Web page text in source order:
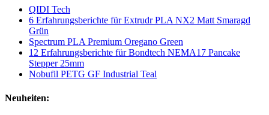
QIDI Tech
6 Erfahrungsberichte für Extrudr PLA NX2 Matt Smaragd
Grün
Spectrum PLA Premium Oregano Green
12 Erfahrungsberichte für Bondtech NEMA17 Pancake
Stepper 25mm
Nobufil PETG GF Industrial Teal
Neuheiten: